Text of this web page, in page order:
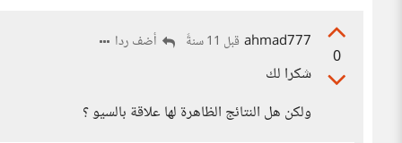
0
ahmad777 قبل 11 سنةً أضف ردا
شكرا لك
ولكن هل النتائج الظاهرة لها علاقة بالسيو ؟